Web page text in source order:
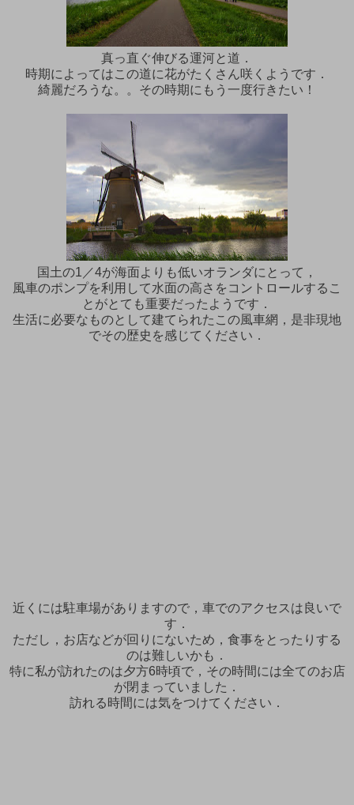
真っ直ぐ伸びる運河と道．
時期によってはこの道に花がたくさん咲くようです．
綺麗だろうな。。その時期にもう一度行きたい！
国土の1／4が海面よりも低いオランダにとって，
風車のポンプを利用して水面の高さをコントロールするこ
とがとても重要だったようです．
生活に必要なものとして建てられたこの風車網，是非現地
でその歴史を感じてください．
近くには駐車場がありますので，車でのアクセスは良いで
す．
ただし，お店などが回りにないため，食事をとったりする
のは難しいかも．
特に私が訪れたのは夕方6時頃で，その時間には全てのお店
が閉まっていました．
訪れる時間には気をつけてください．